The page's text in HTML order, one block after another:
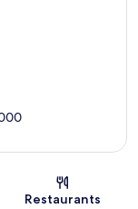
Restaurants